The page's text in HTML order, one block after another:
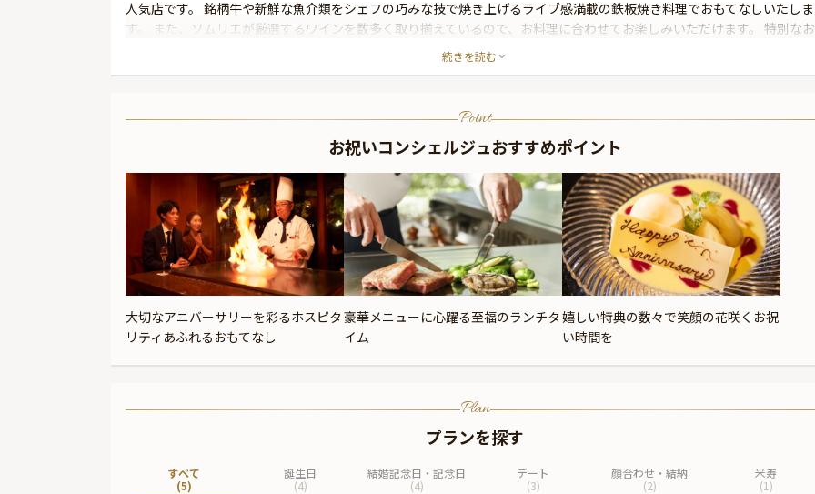
人気店です。 銘柄牛や新鮮な魚介類をシェフの巧みな技で焼き上げるライブ感満載の鉄板焼き料理でおもてなしいたしま
す。 また、ソムリエが厳選するワインを数多く取り揃えているので、お料理に合わせてお楽しみいただけます。 特別なお
祝いシーンに相応しい、ホテルレストランならではの上質なサービスと絶品鉄板焼き料理を味わう贅沢なひとときをお過
続きを読む
Point
お祝いコンシェルジュおすすめポイント
大切なアニバーサリーを彩るホスピタ
リティあふれるおもてなし
豪華メニューに心躍る至福のランチタ
イム
嬉しい特典の数々で笑顔の花咲くお祝
い時間を
Plan
プランを探す
すべて
(5)
誕生日
(4)
結婚記念日・記念日
(4)
デート
(3)
顔合わせ・結納
(2)
米寿
(1)